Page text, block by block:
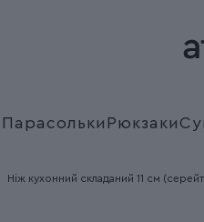
Парасольки Рюкзаки
Ніж кухонний складаний 11 см